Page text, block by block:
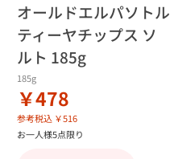
オールドエルパソトル
ティーヤチップス ソ
ルト 185g
185g
￥478
参考税込 ￥516
お一人様5点限り